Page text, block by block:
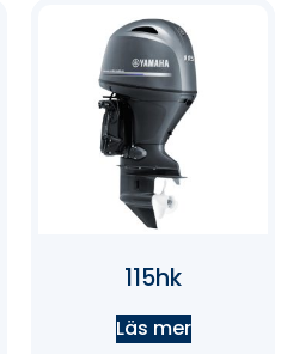
115hk
Läs mer